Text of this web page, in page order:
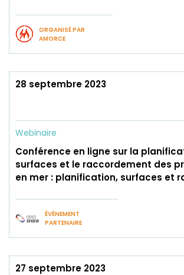
ORGANISÉ PAR
AMORCE
28 septembre 2023
Webinaire
Conférence en ligne sur la
surfaces et le raccordement des
en mer : planification, surfaces et
ÉVÉNEMENT
PARTENAIRE
27 septembre 2023